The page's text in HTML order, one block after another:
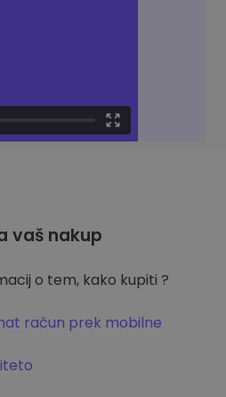
vaš nakup
o tem, kako kupiti ?
račun prek mobilne